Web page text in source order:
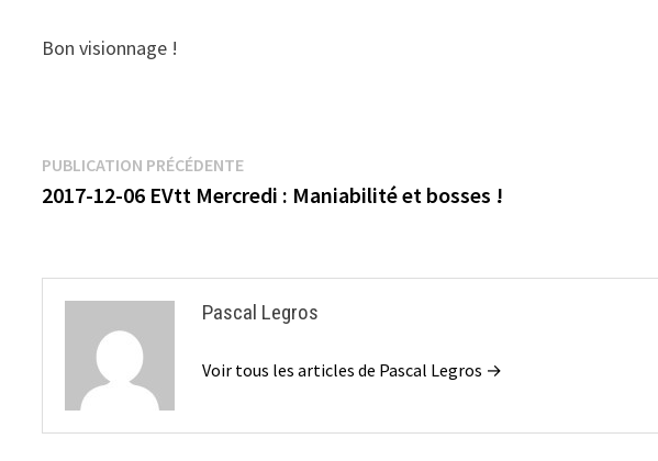
Bon visionnage !
Navigation
de
PUBLICATION PRÉCÉDENTEPublication
précédente :
2017-12-06 EVtt Mercredi : Maniabilité et bosses !
Pascal Legros
Voir tous les articles de Pascal Legros →